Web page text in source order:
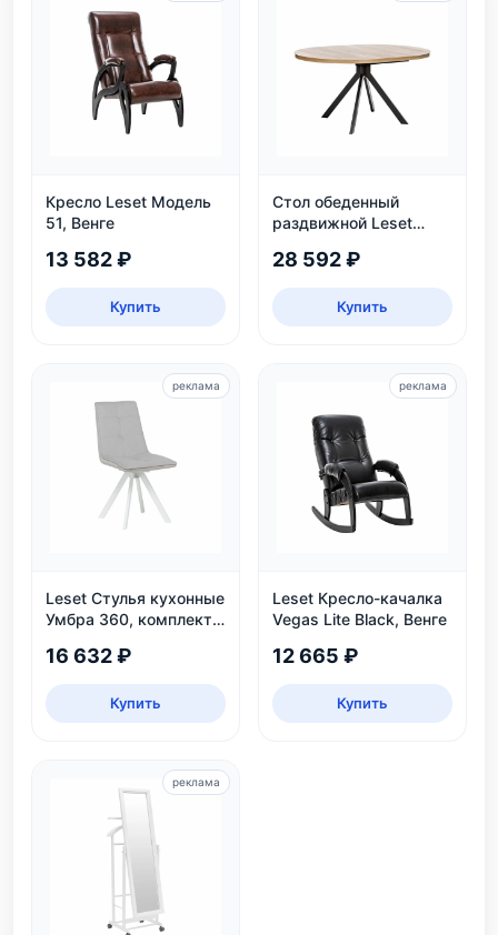
Кресло Leset Модель
51, Венге
13 582 ₽
Купить
Стол обеденный
раздвижной Leset
безопасный, ЛДСП,
28 592 ₽
Купить
Leset Стулья кухонные
Умбра 360, комплект
16 632 ₽
Купить
реклама
Leset Кресло-качалка
Vegas Lite Black, Венге
12 665 ₽
Купить
реклама
реклама